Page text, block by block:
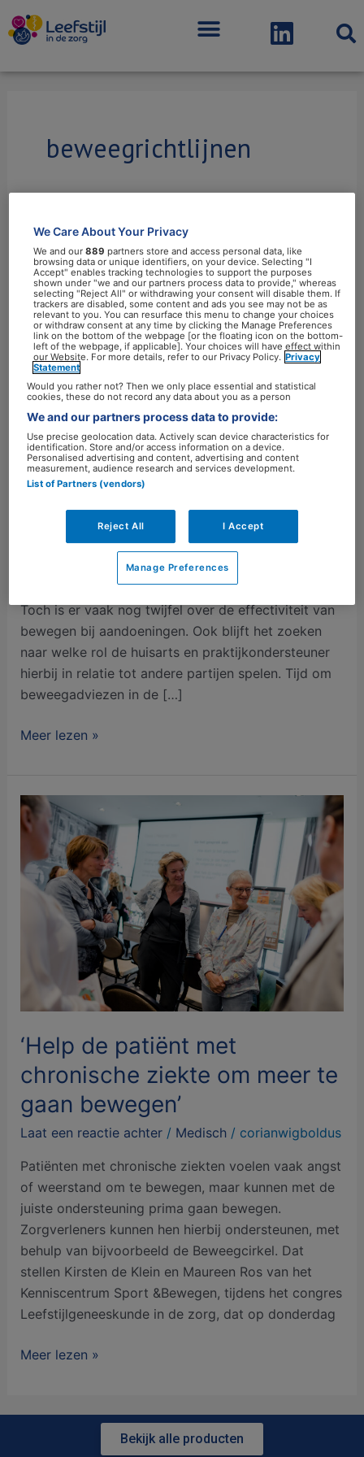
Menu
beweegrichtlijnen
Huisarts en beweegadvies –
waar wachten we op?
Laat een reactie achter /Medisch/corianwigboldus
Geïndiceerde en zorggerelateerde preventie
behoren tot de kerntaken van de huisarts. Voor veel
aandoeningen is bewegen een nuttig leefstijladvies.
Toch is er vaak nog twijfel over de effectiviteit van
bewegen bij aandoeningen. Ook blijft het zoeken
naar welke rol de huisarts en praktijkondersteuner
hierbij in relatie tot andere partijen spelen. Tijd om
beweegadviezen in de […]
Huisarts
beweegadvies
waar
wachten
we
op?
Meer lezen »
‘Help de patiënt met
chronische ziekte om meer te
gaan bewegen’
Laat een reactie achter / Medisch/ corianwigboldus
Patiënten met chronische ziekten voelen vaak angst
of weerstand om te bewegen, maar kunnen met de
juiste ondersteuning prima gaan bewegen.
Zorgverleners kunnen hen hierbij ondersteunen, met
behulp van bijvoorbeeld de Beweegcirkel. Dat
stellen Kirsten de Klein en Maureen Ros van het
Kenniscentrum Sport &Bewegen, tijdens het congres
Leefstijlgeneeskunde in de zorg, dat op donderdag
‘Help
de
patiënt
met
chronische
ziekte
bewegen’
Meer lezen »
Bekijk alle producten
We Care About Your Privacy
We and our889 partners store and access personal data, like
browsing data or unique identifiers, on your device. Selecting "I
Accept" enables tracking technologies to support the purposes
shown under "we and our partners process data to provide," whereas
selecting "Reject All" or withdrawing your consent will disable them. If
trackers are disabled, some content and ads you see may not be as
relevant to you. You can resurface this menu to change your choices
or withdraw consent at any time by clicking the Manage Preferences
link on the bottom of the webpage [or the floating icon on the bottom-
left of the webpage, if applicable]. Your choices will have effect within
our Website. For more details, refer to our Privacy Policy. Privacy
Statement
Would you rather not? Then we only place essential and statistical
cookies, these do not record any data about you as a person
We and our partners process data to provide:
Use precise geolocation data. Actively scan device characteristics for
identification. Store and/or access information on a device.
Personalised advertising and content, advertising and content
measurement, audience research and services development.
List of Partners (vendors)
Reject All I Accept
Manage Preferences